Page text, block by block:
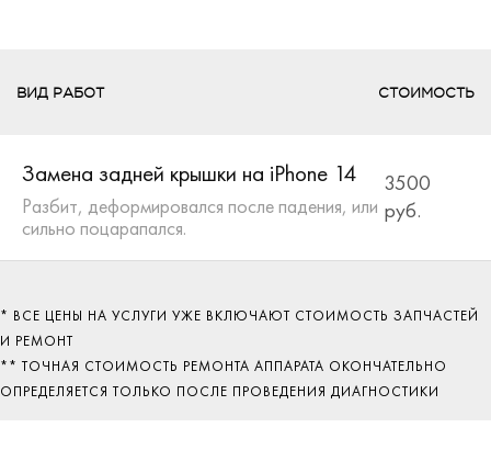
ВИД РАБОТ СТОИМОСТЬ
Замена задней крышки на iPhone 14
Разбит, деформировался после падения, или
сильно поцарапался.
3500
руб.
* ВСЕ ЦЕНЫ НА УСЛУГИ УЖЕ ВКЛЮЧАЮТ СТОИМОСТЬ ЗАПЧАСТЕЙ
И РЕМОНТ
** ТОЧНАЯ СТОИМОСТЬ РЕМОНТА АППАРАТА ОКОНЧАТЕЛЬНО
ОПРЕДЕЛЯЕТСЯ ТОЛЬКО ПОСЛЕ ПРОВЕДЕНИЯ ДИАГНОСТИКИ